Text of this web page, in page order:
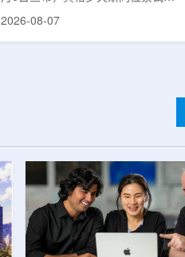
反应堆已在低功率状态下实现可控自
工程建设、组件制造或采购、燃料配
置及...
2026-08-07